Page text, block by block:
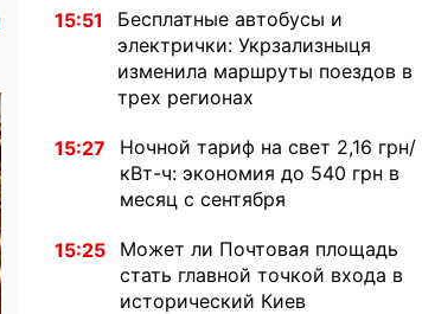
15:51
Бесплатные автобусы и
электрички: Укрзализныця
изменила маршруты поездов в
трех регионах
15:27
Ночной тариф на свет 2,16 грн/
кВт-ч: экономия до 540 грн в
месяц с сентября
15:25
Может ли Почтовая площадь
стать главной точкой входа в
исторический Киев